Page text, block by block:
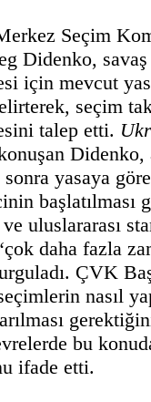
Seçim
Didenko,
için mevcut
seçim
talep etti.
yasaya
başlatılması
uluslararası
daha fazla
ÇVK
nasıl
bu
ifade etti.